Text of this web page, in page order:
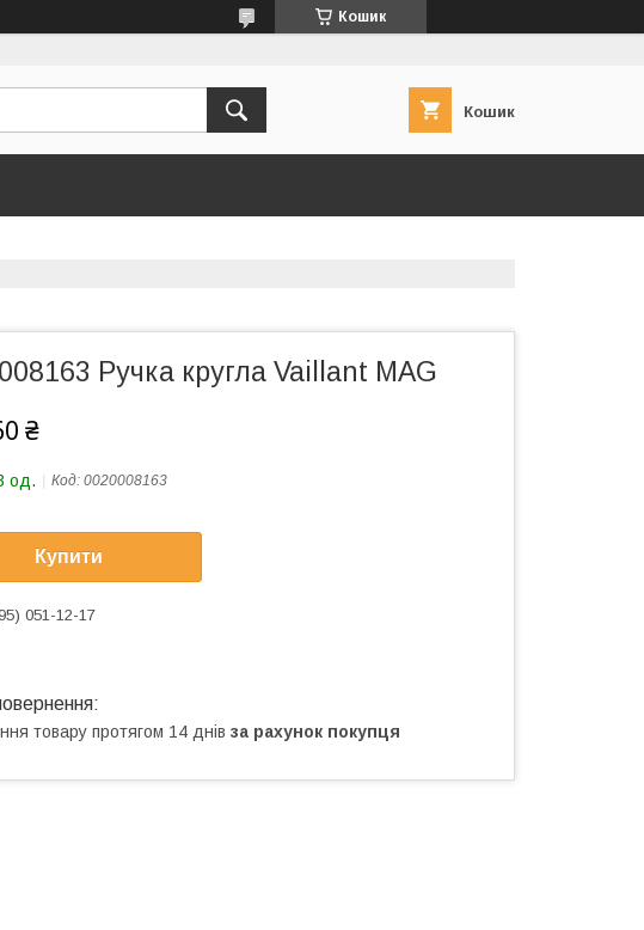
Кошик
Кошик
Ручка кругла Vaillant MAG
₴
од. Код: 0020008163
Купити
051-12-17
товару протягом 14 днів за рахунок покупця